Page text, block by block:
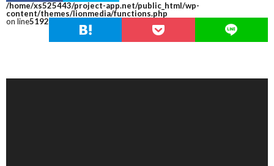
/home/xs525443/project-app.net/public_html/wp-
content/themes/lionmedia/functions.php
on line5192